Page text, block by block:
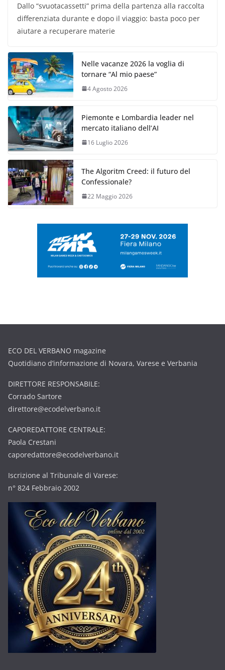
Dallo “svuotacassetti” prima della partenza alla raccolta
differenziata durante e dopo il viaggio: basta poco per
aiutare a recuperare materie
Nelle vacanze 2026 la voglia di
tornare “Al mio paese”
4 Agosto 2026
Piemonte e Lombardia leader nel
mercato italiano dell’AI
16 Luglio 2026
The Algoritm Creed: il futuro del
Confessionale?
22 Maggio 2026
ECO DEL VERBANO magazine
Quotidiano d’informazione di Novara, Varese e Verbania
DIRETTORE RESPONSABILE:
Corrado Sartore
direttore@ecodelverbano.it
CAPOREDATTORE CENTRALE:
Paola Crestani
caporedattore@ecodelverbano.it
Iscrizione al Tribunale di Varese:
n° 824 Febbraio 2002